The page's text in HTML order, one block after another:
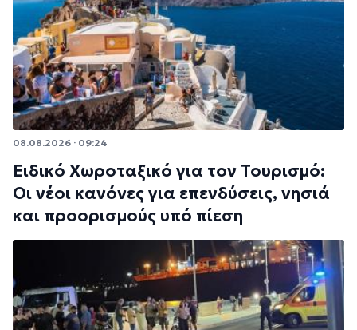
08.08.2026 · 09:24
Ειδικό Χωροταξικό για τον Τουρισμό:
Οι νέοι κανόνες για επενδύσεις, νησιά
και προορισμούς υπό πίεση